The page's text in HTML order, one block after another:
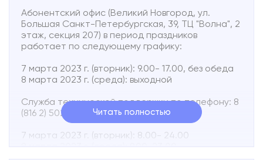
8, 9 мая 2023 г. - 9.00- 00.00
Telegramhttps://t.me/NovlineServiceBot
SMS-сообщение о неисправности абонентской
линии по номеру +7 960 200 55 72
подключения и коротко описать неисправность.
Абонентский офис (Великий Новгород, ул.
Большая Санкт-Петербургская, 39, ТЦ "Волна", 2
этаж, секция 207) в период праздников
работает по следующему графику:
7 марта 2023 г. (вторник): 9.00- 17.00, без обеда
8 марта 2023 г. (среда): выходной
Служба технической поддержки по телефону: 8
(816 2) 502-502 работает:
7 марта 2023 г. (вторник): 8.00- 24.00
8 марта 2023 г. (среда): 9.00-23.00
Читать полностью